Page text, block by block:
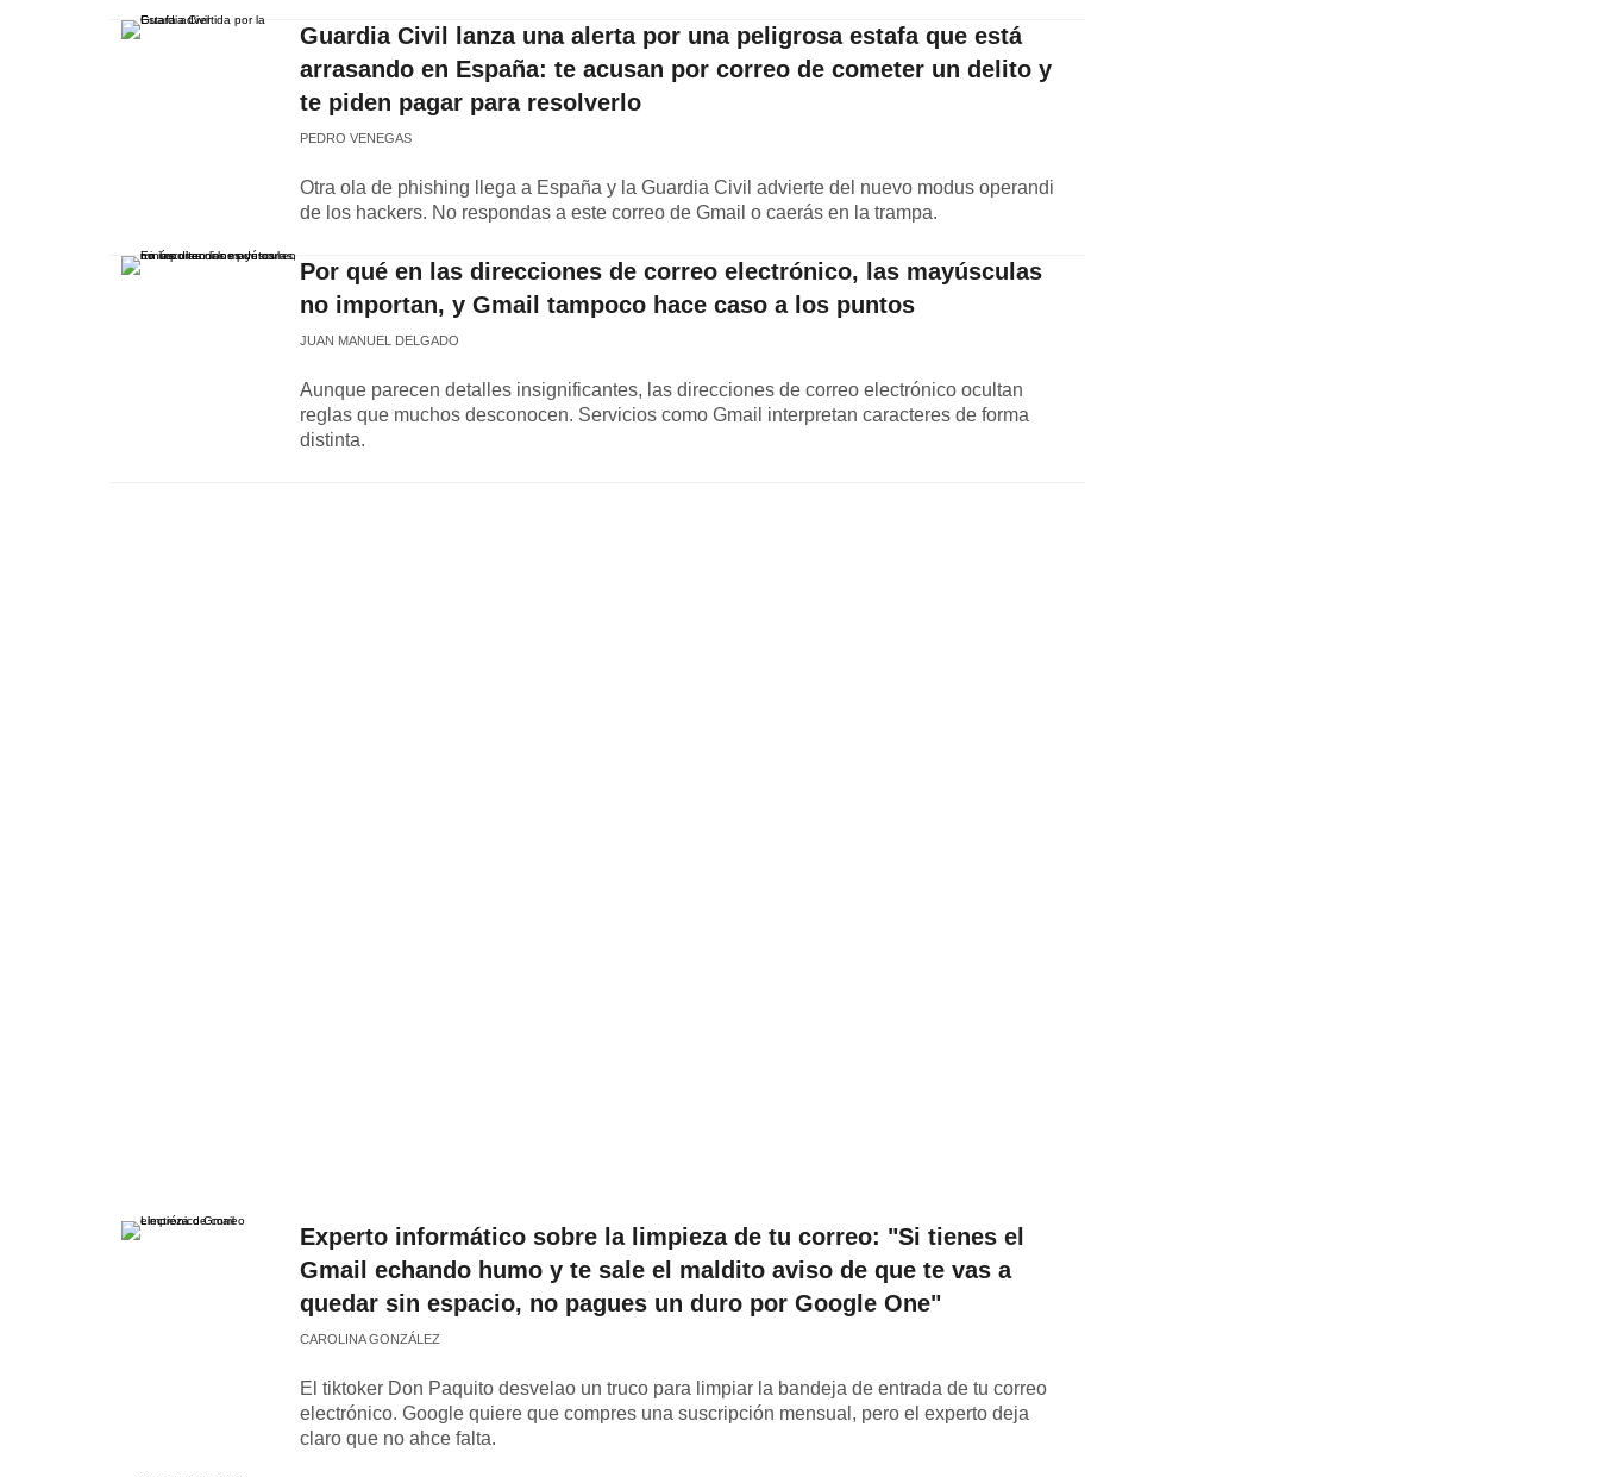
Guardia Civil lanza una alerta por una peligrosa estafa que está
arrasando en España: te acusan por correo de cometer un delito y
te piden pagar para resolverlo
PEDRO VENEGAS
Otra ola de phishing llega a España y la Guardia Civil advierte del nuevo modus operandi
de los hackers. No respondas a este correo de Gmail o caerás en la trampa.
Por qué en las direcciones de correo electrónico, las mayúsculas
no importan, y Gmail tampoco hace caso a los puntos
JUAN MANUEL DELGADO
Aunque parecen detalles insignificantes, las direcciones de correo electrónico ocultan
reglas que muchos desconocen. Servicios como Gmail interpretan caracteres de forma
distinta.
Experto informático sobre la limpieza de tu correo: "Si tienes el
Gmail echando humo y te sale el maldito aviso de que te vas a
quedar sin espacio, no pagues un duro por Google One"
CAROLINA GONZÁLEZ
El tiktoker Don Paquito desvelao un truco para limpiar la bandeja de entrada de tu correo
electrónico. Google quiere que compres una suscripción mensual, pero el experto deja
claro que no ahce falta.